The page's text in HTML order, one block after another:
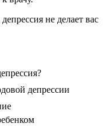
не делает вас
депрессии